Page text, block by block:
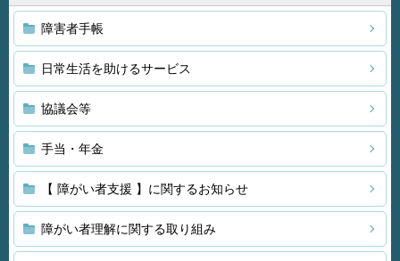
障害者手帳
日常生活を助けるサービス
協議会等
手当・年金
【 障がい者支援 】に関するお知らせ
障がい者理解に関する取り組み